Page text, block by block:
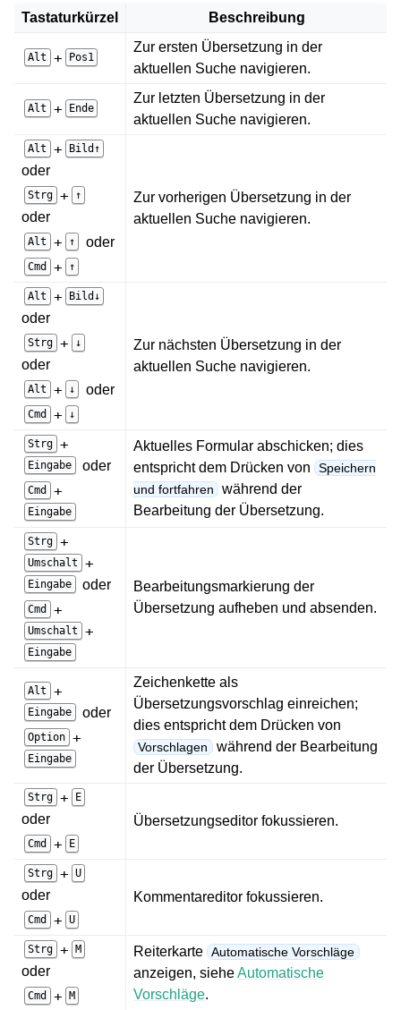
Tastaturkürzel Beschreibung
Alt + Pos1
Zur ersten Übersetzung in der
aktuellen Suche navigieren.
Alt + Ende
Zur letzten Übersetzung in der
aktuellen Suche navigieren.
Alt + Bild↑
oder
Strg + ↑
oder
Alt + ↑ oder
Cmd + ↑
Zur vorherigen Übersetzung in der
aktuellen Suche navigieren.
Alt + Bild↓
oder
Strg + ↓
oder
Alt + ↓ oder
Cmd + ↓
Zur nächsten Übersetzung in der
aktuellen Suche navigieren.
Strg +
Eingabe oder
Cmd +
Eingabe
Aktuelles Formular abschicken; dies
entspricht dem Drücken von
Speichern
und fortfahren
während der
Bearbeitung der Übersetzung.
Strg +
Umschalt +
Eingabe oder
Cmd +
Umschalt +
Eingabe
Bearbeitungsmarkierung der
Übersetzung aufheben und absenden.
Alt +
Eingabe oder
Option +
Eingabe
Zeichenkette als
Übersetzungsvorschlag einreichen;
dies entspricht dem Drücken von
Vorschlagen während der Bearbeitung
der Übersetzung.
Strg + E
oder
Cmd + E
Übersetzungseditor fokussieren.
Strg + U
oder
Cmd + U
Kommentareditor fokussieren.
Strg + M
oder
Cmd + M
Reiterkarte Automatische Vorschläge
anzeigen, sieheAutomatische
Vorschläge.